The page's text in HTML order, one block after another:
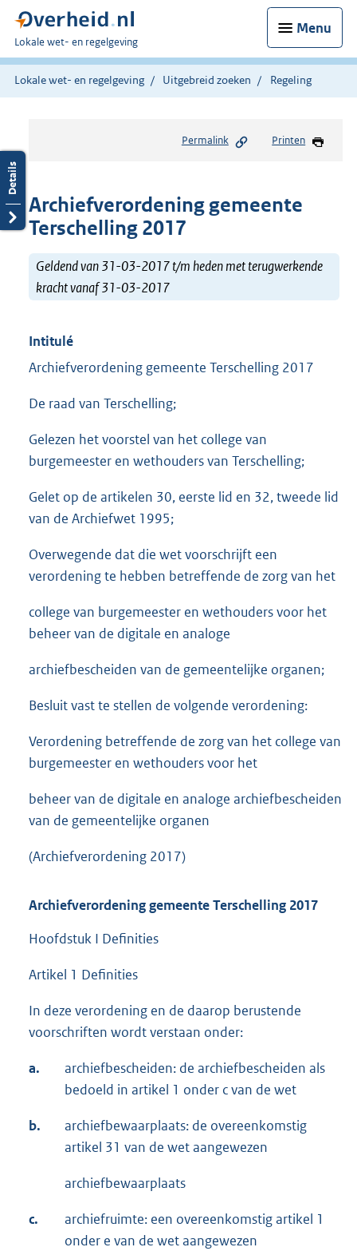
Menu
U
bent
hier:
Lokale wet- en regelgeving
Lokale wet- en regelgeving Uitgebreid zoeken Regeling
Permalink Printen
Archiefverordening gemeente
Terschelling 2017
Geldend van 31-03-2017 t/m heden met terugwerkende
kracht vanaf 31-03-2017
Intitulé
Archiefverordening gemeente Terschelling 2017
De raad van Terschelling;
Gelezen het voorstel van het college van
burgemeester en wethouders van Terschelling;
Gelet op de artikelen 30, eerste lid en 32, tweede lid
van de Archiefwet 1995;
Overwegende dat die wet voorschrijft een
verordening te hebben betreffende de zorg van het
college van burgemeester en wethouders voor het
beheer van de digitale en analoge
archiefbescheiden van de gemeentelijke organen;
Besluit vast te stellen de volgende verordening:
Verordening betreffende de zorg van het college van
burgemeester en wethouders voor het
beheer van de digitale en analoge archiefbescheiden
van de gemeentelijke organen
(Archiefverordening 2017)
Archiefverordening gemeente Terschelling 2017
Hoofdstuk I Definities
Artikel 1 Definities
In deze verordening en de daarop berustende
voorschriften wordt verstaan onder:
a.
archiefbescheiden: de archiefbescheiden als
bedoeld in artikel 1 onder c van de wet
b.
archiefbewaarplaats: de overeenkomstig
artikel 31 van de wet aangewezen
archiefbewaarplaats
c.
archiefruimte: een overeenkomstig artikel 1
onder e van de wet aangewezen